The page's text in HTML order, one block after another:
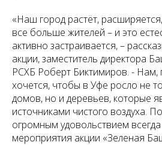
«Наш город растёт,
все больше жителей – и это
активно застраивается, –
акции, заместитель директора
РСХБ Роберт Биктимиров. - Нам,
хочется, чтобы в Уфе росло не
домов, но и деревьев, которые
источниками чистого воздуха.
огромным удовольствием
мероприятия акции «Зеленая